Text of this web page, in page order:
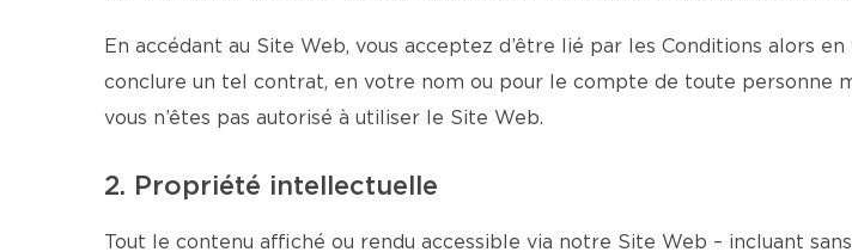
En accédant au Site Web, vous acceptez d’être lié par les Conditions alors
conclure un tel contrat, en votre nom ou pour le compte de toute personne
vous n’êtes pas autorisé à utiliser le Site Web.
2. Propriété intellectuelle
Tout le contenu affiché ou rendu accessible via notre Site Web – incluant